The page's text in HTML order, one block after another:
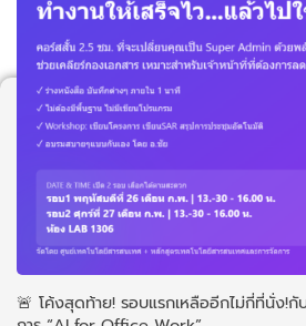
🚨 โค้งสุดท้าย! รอบแรกเหลืออีกไม่กี่ที่นั่ง!กั